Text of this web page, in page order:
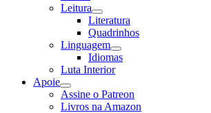
Leitura
abrir
submenu
Literatura
Quadrinhos
Linguagem
abrir
submenu
Idiomas
Luta Interior
Apoie
abrir
submenu
Assine o Patreon
Livros na Amazon